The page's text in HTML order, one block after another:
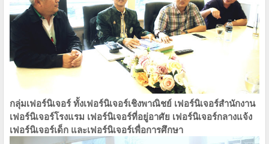
กลุ่มเฟอร์นิเจอร์​ ​ทั้งเฟอร์นิเจอร์เชิงพาณิชย์​ เฟอร์นิเจอร์สำนักงาน​
เฟอร์นิเจอร์โรงแรม​ เฟอร์นิเจอร์ที่อยู่อาศัย​ เฟอร์นิเจอร์กลางแจ้ง​
เฟอร์นิเจอร์เด็ก​ และเฟอร์นิเจอร์เพื่อการศึกษา